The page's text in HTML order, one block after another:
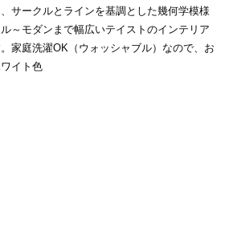
サークルとラインを基調とした幾何学模様
～モダンまで幅広いテイストのインテリア
家庭洗濯OK（ウォッシャブル）なので、お
イト色